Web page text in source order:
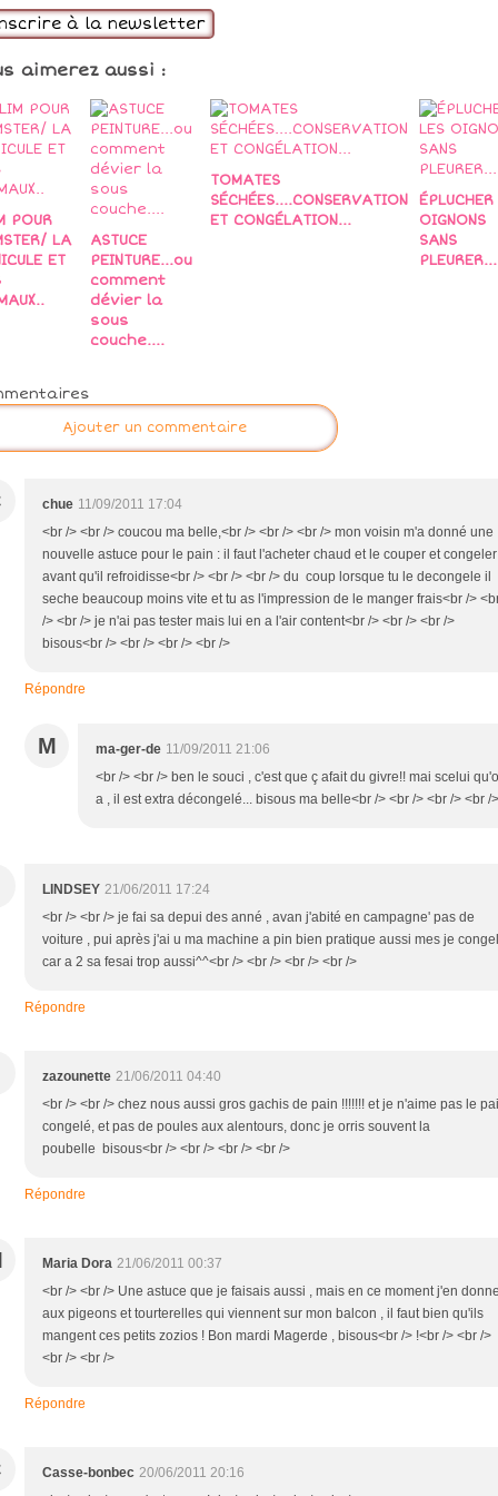
à la newsletter
aimerez aussi :
POUR
LA
ET
ASTUCE
PEINTURE...ou
comment
dévier la
sous
couche....
TOMATES
SÉCHÉES....CONSERVATION
ET CONGÉLATION...
ÉPLUCHER
OIGNONS
SANS
PLEURER...
Ajouter un commentaire
chue 11/09/2011 17:04
<br /> <br /> coucou ma belle,<br /> <br /> <br /> mon voisin m'a donné une
nouvelle astuce pour le pain : il faut l'acheter chaud et le couper et congeler
avant qu'il refroidisse<br /> <br /> <br /> du coup lorsque tu le decongele il
seche beaucoup moins vite et tu as l'impression de le manger frais<br />
/> <br /> je n'ai pas tester mais lui en a l'air content<br /> <br /> <br />
bisous<br /> <br /> <br /> <br />
Répondre
M ma-ger-de 11/09/2011 21:06
<br /> <br /> ben le souci , c'est que ç afait du givre!! mai scelui
a , il est extra décongelé... bisous ma belle<br /> <br /> <br /> <br />
LINDSEY 21/06/2011 17:24
<br /> <br /> je fai sa depui des anné , avan j'abité en campagne' pas de
voiture , pui après j'ai u ma machine a pin bien pratique aussi mes je
car a 2 sa fesai trop aussi^^<br /> <br /> <br /> <br />
Répondre
zazounette 21/06/2011 04:40
<br /> <br /> chez nous aussi gros gachis de pain !!!!!!! et je n'aime pas le
congelé, et pas de poules aux alentours, donc je orris souvent la
poubelle bisous<br /> <br /> <br /> <br />
Répondre
Maria Dora 21/06/2011 00:37
<br /> <br /> Une astuce que je faisais aussi , mais en ce moment j'en
aux pigeons et tourterelles qui viennent sur mon balcon , il faut bien qu'ils
mangent ces petits zozios ! Bon mardi Magerde , bisous<br /> !<br /> <br />
<br /> <br />
Répondre
Casse-bonbec 20/06/2011 20:16